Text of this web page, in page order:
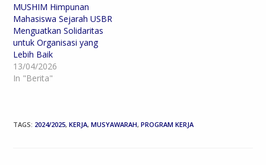
MUSHIM Himpunan
Mahasiswa Sejarah USBR
Menguatkan Solidaritas
untuk Organisasi yang
Lebih Baik
13/04/2026
In "Berita"
TAGS: 2024/2025, KERJA, MUSYAWARAH, PROGRAM KERJA